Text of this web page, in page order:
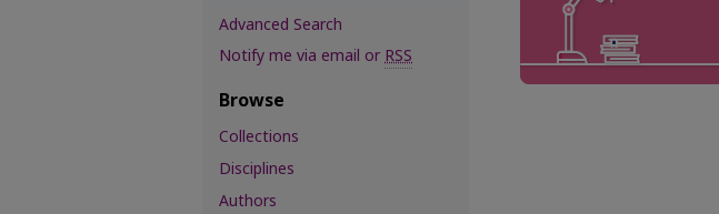
Advanced Search
Notify me via email or RSS
Browse
Collections
Disciplines
Authors